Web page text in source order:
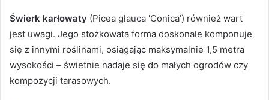
Świerk karłowaty (Picea glauca 'Conica’) również wart
jest uwagi. Jego stożkowata forma doskonale komponuje
się z innymi roślinami, osiągając maksymalnie 1,5 metra
wysokości – świetnie nadaje się do małych ogrodów czy
kompozycji tarasowych.